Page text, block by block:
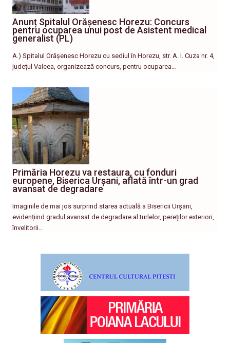
Anunț Spitalul Orășenesc Horezu: Concurs
pentru ocuparea unui post de Asistent medical
generalist (PL)
A.) Spitalul Orășenesc Horezu cu sediul în Horezu, str. A. I. Cuza nr. 4,
județul Valcea, organizează concurs, pentru ocuparea…
Primăria Horezu va restaura, cu fonduri
europene, Biserica Urșani, aflată într-un grad
avansat de degradare
Imaginile de mai jos surprind starea actuală a Bisericii Urșani,
evidențiind gradul avansat de degradare al turlelor, pereților exteriori,
învelitorii…